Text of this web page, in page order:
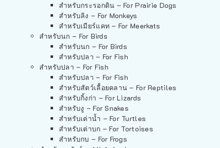
สำหรับกระรอกดิน – For Prairie Dogs
สำหรับลิง – For Monkeys
สำหรับเมียร์แคท – For Meerkats
สำหรับนก – For Birds
สำหรับนก – For Birds
สำหรับปลา – For Fish
สำหรับปลา – For Fish
สำหรับปลา – For Fish
สำหรับสัตว์เลื้อยคลาน – For Reptiles
สำหรับกิ้งก่า – For Lizards
สำหรับงู – For Snakes
สำหรับเต่าน้ำ – For Turtles
สำหรับเต่าบก – For Tortoises
สำหรับกบ – For Frogs